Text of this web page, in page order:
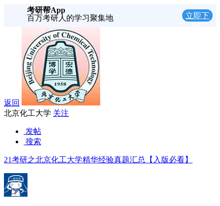
考研帮App
百万考研人的学习聚集地
立即下
返回
北京化工大学 关注
发帖
搜索
21考研之北京化工大学精华经验真题汇总【入版必看】